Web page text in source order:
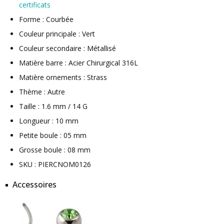
certificats
Forme : Courbée
Couleur principale : Vert
Couleur secondaire : Métallisé
Matière barre : Acier Chirurgical 316L
Matière ornements : Strass
Thème : Autre
Taille : 1.6 mm / 14 G
Longueur : 10 mm
Petite boule : 05 mm
Grosse boule : 08 mm
SKU : PIERCNOM0126
Accessoires